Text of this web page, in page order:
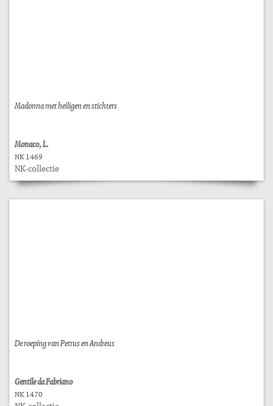
Madonna met heiligen en stichters
Monaco, L.
NK 1469
NK-collectie
De roeping van Petrus en Andreus
Gentile da Fabriano
NK 1470